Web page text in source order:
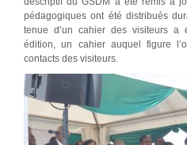
pédagogiques ont été distribués
tenue d’un cahier des visiteurs a
édition, un cahier auquel figure
contacts des visiteurs.